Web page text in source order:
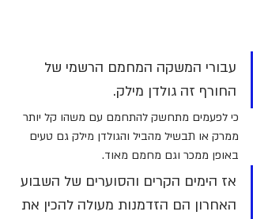
עבורי המשקה המחמם הרשמי של
החורף זה גולדן מילק.
כי לפעמים מתחשק להתחמם עם משהו קל יותר
ממרק או תבשיל מהביל והגולדן מילק גם טעים
באופן ממכר וגם מחמם מאוד.
אז הימים הקרים והסוערים של השבוע
האחרון הם הזדמנות מעולה להכין את